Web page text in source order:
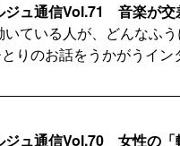
ジュ通信Vol.71 音楽が交
ている人が、どんなふ
りのお話をうかがうイン
ジュ通信Vol.70 女性の「